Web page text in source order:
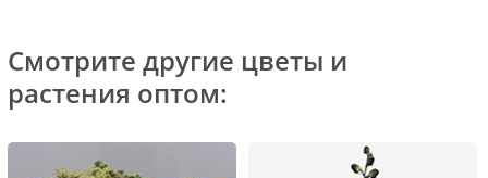
Смотрите другие цветы и
растения оптом: